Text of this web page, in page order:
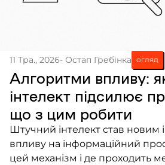
11 Тра., 2026- Остап Гребінка огляд
Алгоритми впливу:
інтелект підсилює
що з цим робити
Штучний інтелект став новим
впливу на інформаційний
цей механізм і де проходить